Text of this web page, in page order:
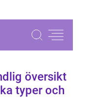
översikt
typer och